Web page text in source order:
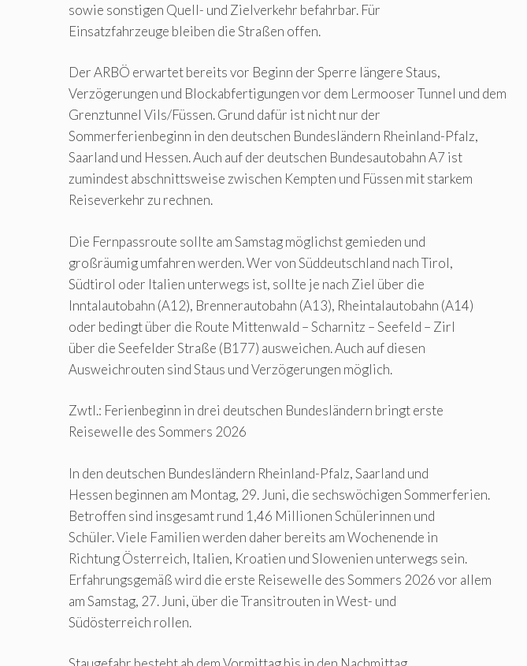
sowie sonstigen Quell- und Zielverkehr befahrbar. Für
Einsatzfahrzeuge bleiben die Straßen offen.
Der ARBÖ erwartet bereits vor Beginn der Sperre längere Staus,
Verzögerungen und Blockabfertigungen vor dem Lermooser Tunnel und dem
Grenztunnel Vils/Füssen. Grund dafür ist nicht nur der
Sommerferienbeginn in den deutschen Bundesländern Rheinland-Pfalz,
Saarland und Hessen. Auch auf der deutschen Bundesautobahn A7 ist
zumindest abschnittsweise zwischen Kempten und Füssen mit starkem
Reiseverkehr zu rechnen.
Die Fernpassroute sollte am Samstag möglichst gemieden und
großräumig umfahren werden. Wer von Süddeutschland nach Tirol,
Südtirol oder Italien unterwegs ist, sollte je nach Ziel über die
Inntalautobahn (A12), Brennerautobahn (A13), Rheintalautobahn (A14)
oder bedingt über die Route Mittenwald – Scharnitz – Seefeld – Zirl
über die Seefelder Straße (B177) ausweichen. Auch auf diesen
Ausweichrouten sind Staus und Verzögerungen möglich.
Zwtl.: Ferienbeginn in drei deutschen Bundesländern bringt erste
Reisewelle des Sommers 2026
In den deutschen Bundesländern Rheinland-Pfalz, Saarland und
Hessen beginnen am Montag, 29. Juni, die sechswöchigen Sommerferien.
Betroffen sind insgesamt rund 1,46 Millionen Schülerinnen und
Schüler. Viele Familien werden daher bereits am Wochenende in
Richtung Österreich, Italien, Kroatien und Slowenien unterwegs sein.
Erfahrungsgemäß wird die erste Reisewelle des Sommers 2026 vor allem
am Samstag, 27. Juni, über die Transitrouten in West- und
Südösterreich rollen.